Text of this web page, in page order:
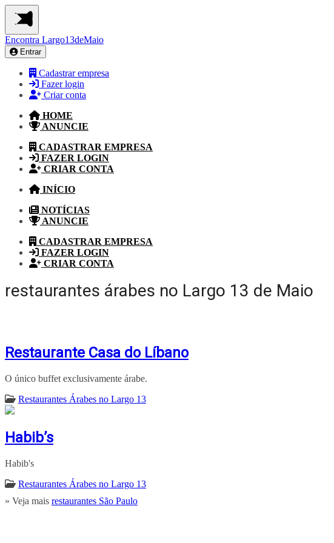
Encontra Largo13deMaio
Entrar
Cadastrar empresa
Fazer login
Criar conta
HOME
ANUNCIE
CADASTRAR EMPRESA
FAZER LOGIN
CRIAR CONTA
INÍCIO
NOTÍCIAS
ANUNCIE
CADASTRAR EMPRESA
FAZER LOGIN
CRIAR CONTA
restaurantes árabes no Largo 13 de Maio
Restaurante Casa do Líbano
O único buffet exclusivamente árabe.
Restaurantes Árabes no Largo 13
Habib’s
Habib's
Restaurantes Árabes no Largo 13
» Veja mais restaurantes São Paulo